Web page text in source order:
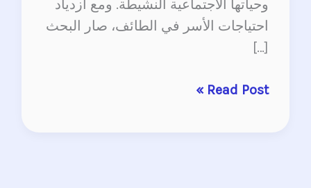
وحياتها الاجتماعية النشيطة. ومع ازدياد
احتياجات الأسر في الطائف، صار البحث
[…]
Read Post »